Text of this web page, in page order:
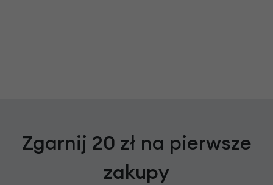
Zgarnij 20 zł na pierwsze
zakupy